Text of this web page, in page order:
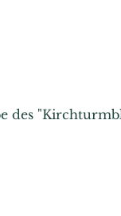
des